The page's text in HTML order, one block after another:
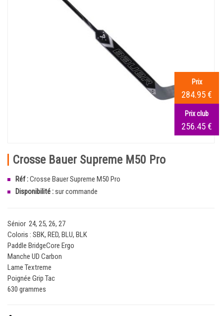
Prix
284.95 €
Prix club
256.45 €
Crosse Bauer Supreme M50 Pro
Réf :Crosse Bauer Supreme M50 Pro
Disponibilité :sur commande
Sénior 24, 25, 26, 27
Coloris : SBK, RED, BLU, BLK
Paddle BridgeCore Ergo
Manche UD Carbon
Lame Textreme
Poignée Grip Tac
630 grammes